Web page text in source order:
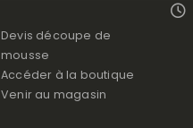
Devis découpe de
mousse
Accéder à la boutique
Venir au magasin